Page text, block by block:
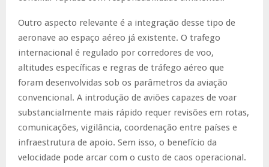
Outro aspecto relevante é a integração desse tipo de
aeronave ao espaço aéreo já existente. O trafego
internacional é regulado por corredores de voo,
altitudes específicas e regras de tráfego aéreo que
foram desenvolvidas sob os parâmetros da aviação
convencional. A introdução de aviões capazes de voar
substancialmente mais rápido requer revisões em rotas,
comunicações, vigilância, coordenação entre países e
infraestrutura de apoio. Sem isso, o benefício da
velocidade pode arcar com o custo de caos operacional.